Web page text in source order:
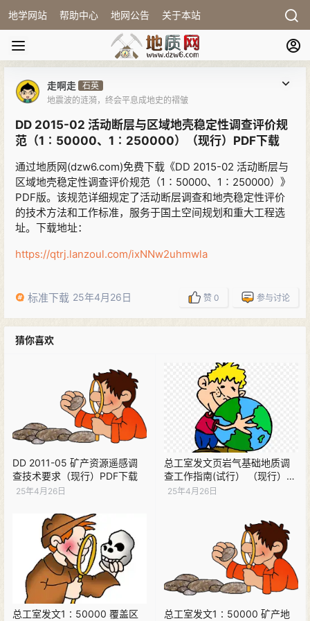
地学网站 帮助中心 地网公告 关于本站
走啊走 石英
地震波的涟漪，终会平息成地史的褶皱
DD 2015-02 活动断层与区域地壳稳定性调查评价规
范（1∶50000、1∶250000）（现行）PDF下载
通过地质网(dzw6.com)免费下载《DD 2015-02 活动断层与
区域地壳稳定性调查评价规范（1∶50000、1∶250000）》
PDF版。该规范详细规定了活动断层调查和地壳稳定性评价
的技术方法和工作标准，服务于国土空间规划和重大工程选
址。下载地址：
https://qtrj.lanzoul.com/ixNNw2uhmwla
标准下载 25年4月26日 赞 0 参与讨论
猜你喜欢
DD 2011-05 矿产资源遥感调
查技术要求（现行）PDF下载
25年4月26日
总工室发文页岩气基础地质调
查工作指南(试行） （现行）
PDF下载
25年4月26日
总工室发文1∶50000 覆盖区
总工室发文1∶50000 矿产地